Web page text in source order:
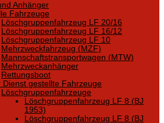
Anhänger
Fahrzeuge
Löschgruppenfahrzeug LF 20/16
Löschgruppenfahrzeug LF 16/12
Löschgruppenfahrzeug LF 10
Mehrzweckfahrzeug (MZF)
Mannschaftstransportwagen (MTW)
Mehrzweckanhänger
Rettungsboot
Dienst gestellte Fahrzeuge
Löschgruppenfahrzeuge
Löschgruppenfahrzeug LF 8 (BJ
1953)
Löschgruppenfahrzeug LF 8 (BJ